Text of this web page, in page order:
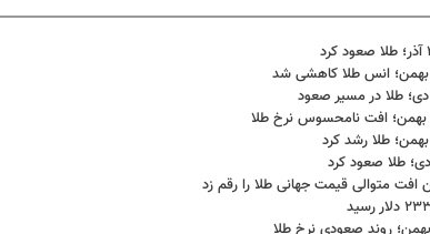
افت متوالی قیمت جهانی طلا را رقم زد